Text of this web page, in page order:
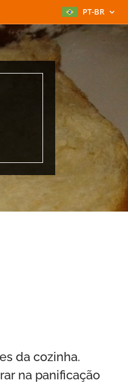
PT-BR
da cozinha.
na panificação